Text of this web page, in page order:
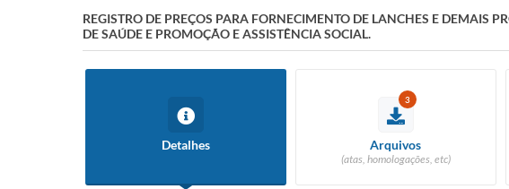
REGISTRO DE PREÇOS PARA FORNECIMENTO DE LANCHES E DEMAIS
DE SAÚDE E PROMOÇÃO E ASSISTÊNCIA SOCIAL.
Detalhes
3
Arquivos
(atas, homologações, etc)